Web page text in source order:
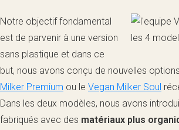
Notre objectif fondamental
est de parvenir à une version
sans plastique et dans ce
but, nous avons conçu de nouvelles
Milker Premium ou le Vegan Milker Soul
Dans les deux modèles, nous avons
fabriqués avec des matériaux plus